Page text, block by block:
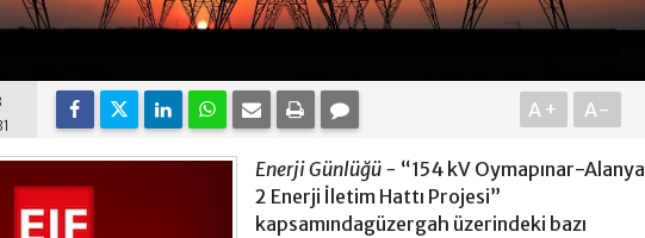
A+ A-
Enerji Günlüğü - “154 kV Oymapınar-Alanya
2 Enerji İletim Hattı Projesi”
kapsamındagüzergah üzerindeki bazı